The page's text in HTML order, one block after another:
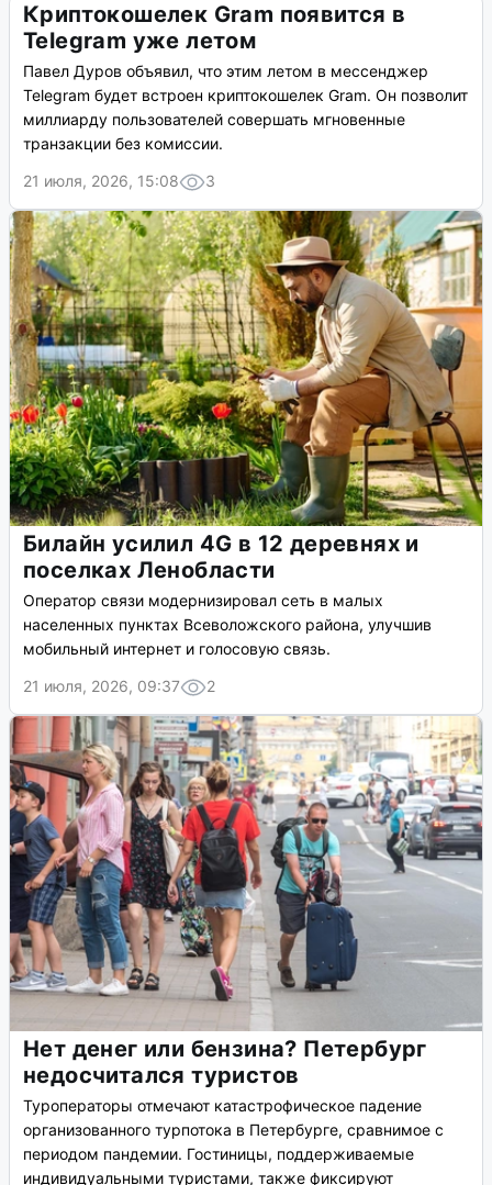
Криптокошелек Gram появится в
Telegram уже летом
Павел Дуров объявил, что этим летом в мессенджер
Telegram будет встроен криптокошелек Gram. Он позволит
миллиарду пользователей совершать мгновенные
транзакции без комиссии.
21 июля, 2026, 15:08
3
Билайн усилил 4G в 12 деревнях и
поселках Ленобласти
Оператор связи модернизировал сеть в малых
населенных пунктах Всеволожского района, улучшив
мобильный интернет и голосовую связь.
21 июля, 2026, 09:37
2
Нет денег или бензина? Петербург
недосчитался туристов
Туроператоры отмечают катастрофическое падение
организованного турпотока в Петербурге, сравнимое с
периодом пандемии. Гостиницы, поддерживаемые
индивидуальными туристами, также фиксируют